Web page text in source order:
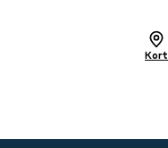
Kort